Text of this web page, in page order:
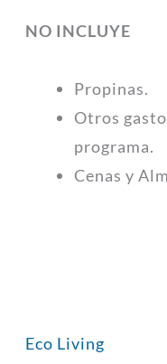
NO INCLUYE
Propinas.
Otros
programa.
Cenas y
Eco Living